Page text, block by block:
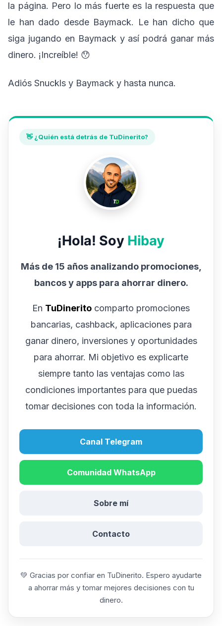
la página. Pero lo más fuerte es la respuesta que
le han dado desde Baymack. Le han dicho que
siga jugando en Baymack y así podrá ganar más
dinero. ¡Increíble! 😯
Adiós Snuckls y Baymack y hasta nunca.
👋 ¿Quién está detrás de TuDinerito?
¡Hola! Soy Hibay
Más de 15 años analizando promociones,
bancos y apps para ahorrar dinero.
En TuDinerito comparto promociones
bancarias, cashback, aplicaciones para
ganar dinero, inversiones y oportunidades
para ahorrar. Mi objetivo es explicarte
siempre tanto las ventajas como las
condiciones importantes para que puedas
tomar decisiones con toda la información.
Canal Telegram
Comunidad WhatsApp
Sobre mí
Contacto
💚 Gracias por confiar en TuDinerito. Espero ayudarte
a ahorrar más y tomar mejores decisiones con tu
dinero.